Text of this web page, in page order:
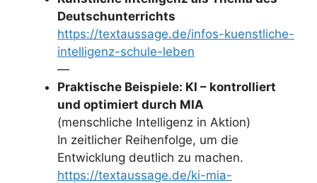
Deutschunterrichts
https://textaussage.de/infos-kuenstliche-
intelligenz-schule-leben
—
Praktische Beispiele: KI – kontrolliert
und optimiert durch MIA
(menschliche Intelligenz in Aktion)
In zeitlicher Reihenfolge, um die
Entwicklung deutlich zu machen.
https://textaussage.de/ki-mia-